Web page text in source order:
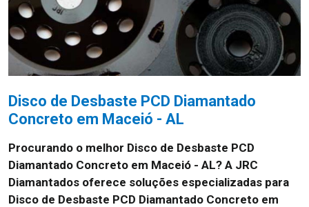
Disco de Desbaste PCD Diamantado
Concreto em Maceió - AL
Procurando o melhor Disco de Desbaste PCD
Diamantado Concreto em Maceió - AL? A JRC
Diamantados oferece soluções especializadas para
Disco de Desbaste PCD Diamantado Concreto em